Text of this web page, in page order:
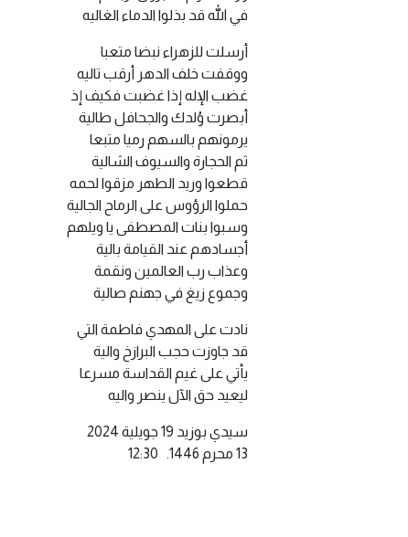
في الله قد بذلوا الدماء الغاليه
أرسلت للزهراء نبضا متعبا
ووقفت خلف الدهر أرقب تاليه
غضب الإله إذا غضبت فكيف إذ
أبصرت وُلدك والجحافل طالية
يرمونهم بالسهم رميا متبعا
ثم الحجارة والسيوف الشالية
قطعوا وريد الطهر مزقوا لحمه
حملوا الرؤوس على الرماح الجالية
وسبوا بنات المصطفى يا ويلهم
أجسادهم عند القيامة بالية
وعذاب رب العالمين ونقمة
وجموع زيغ في جهنم صالية
نادت على المهدي فاطمة التي
قد جاوزت حجب البرازخ والية
يأتي على غيم القداسة مسرعا
ليعيد حق الآل ينصر واليه
سيدي بوزيد 19 جويلية 2024
13 محرم 1446. 12:30